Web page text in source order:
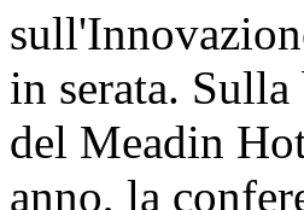
in serata.
del Meadin
anno, la